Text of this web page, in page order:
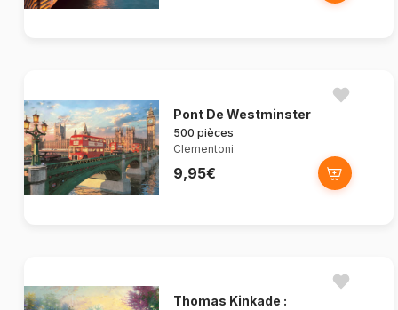
Pont De Westminster
500 pièces
Clementoni
9,95€
Thomas Kinkade :